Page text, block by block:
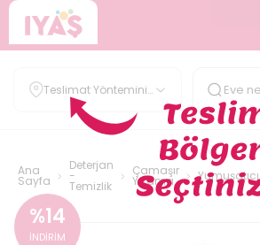
Teslimat Yöntemini
Belirle
Ana
Sayfa
Deterjan
-
Temizlik
Çamaşır
Yıkama Yumuşatıcı
%14
İNDİRİM